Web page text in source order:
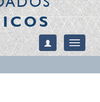
Toggle